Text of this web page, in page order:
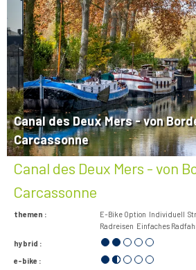
Canal des Deux Mers - von
Carcassonne
Canal des Deux Mers - von
Carcassonne
themen : E-Bike Option Individuell
Radreisen Einfaches
hybrid :
e-bike :